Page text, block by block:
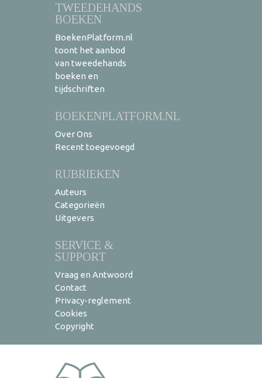
TWEEDEHANDS
BOEKEN
BoekenPlatform.nl
toont het aanbod
van tweedehands
boeken en
tijdschriften
BOEKENPLATFORM.NL
Over Ons
Recent toegevoegd
RUBRIEKEN
Auteurs
Categorieën
Uitgevers
SERVICE &
SUPPORT
Vraag en Antwoord
Contact
Privacy-reglement
Cookies
Copyright